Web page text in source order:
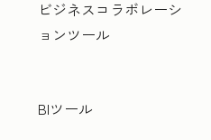
ビジネスコラボレーシ
ョンツール
BIツール